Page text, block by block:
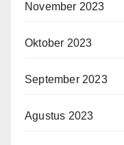
November 2023
Oktober 2023
September 2023
Agustus 2023